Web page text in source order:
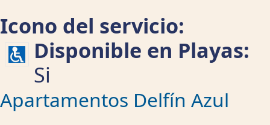
Icono del servicio:
Disponible en Playas:
Si
Apartamentos Delfín Azul